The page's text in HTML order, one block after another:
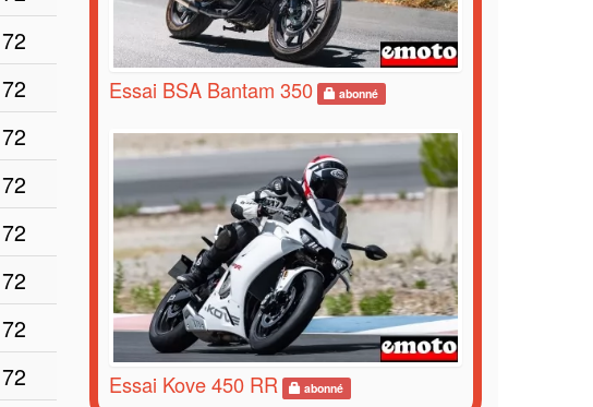
72
72
72
72
72
72
72
72
Essai BSA Bantam 350 abonné
Essai Kove 450 RR abonné